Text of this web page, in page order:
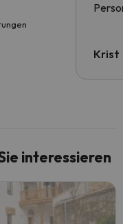
Krist
interessieren